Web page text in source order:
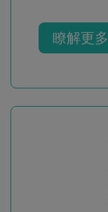
瞭解更多